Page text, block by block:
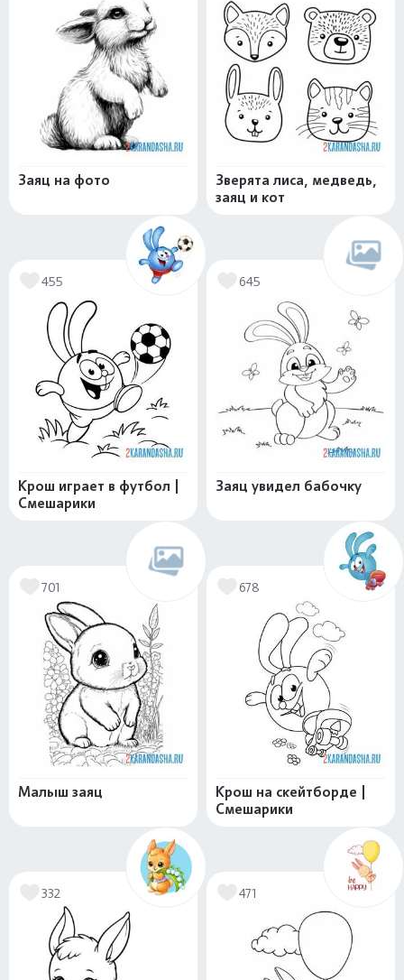
Заяц на фото
Зверята лиса, медведь,
заяц и кот
455
Крош играет в футбол |
Смешарики
645
Заяц увидел бабочку
701
Малыш заяц
678
Крош на скейтборде |
Смешарики
332 471